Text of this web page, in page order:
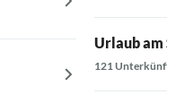
Urlaub am
121 Unterkünfte